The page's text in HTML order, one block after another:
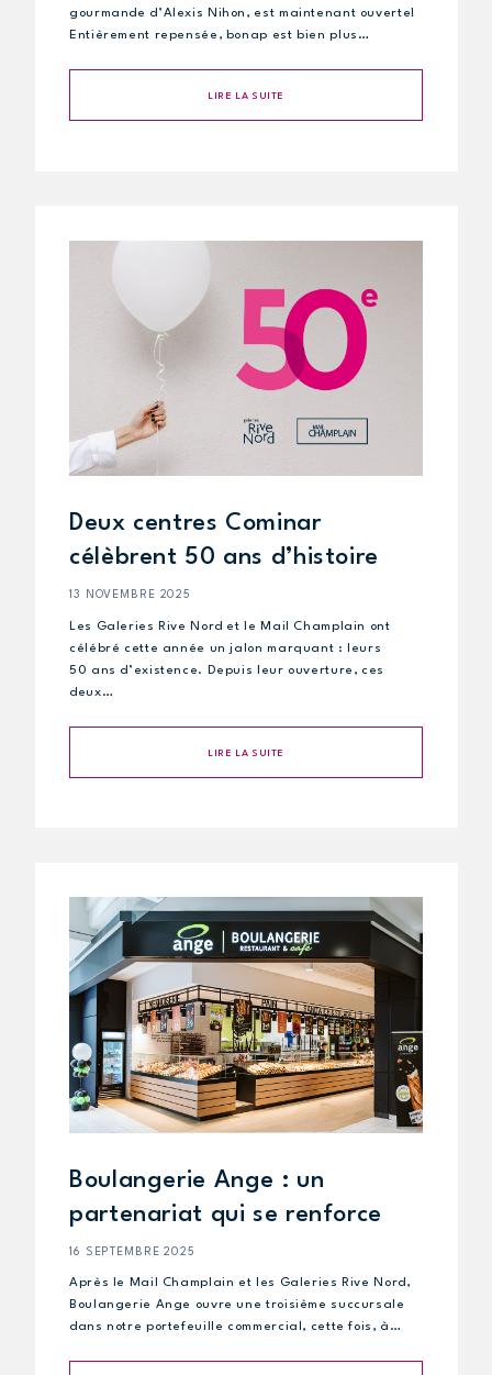
gourmande d’Alexis Nihon, est maintenant ouverte!
Entièrement repensée, bonap est bien plus…
LIRE LA SUITE
Deux centres Cominar
célèbrent 50 ans d’histoire
13 NOVEMBRE 2025
Les Galeries Rive Nord et le Mail Champlain ont
célébré cette année un jalon marquant : leurs
50 ans d’existence. Depuis leur ouverture, ces
deux…
LIRE LA SUITE
Boulangerie Ange : un
partenariat qui se renforce
16 SEPTEMBRE 2025
Après le Mail Champlain et les Galeries Rive Nord,
Boulangerie Ange ouvre une troisième succursale
dans notre portefeuille commercial, cette fois, à…